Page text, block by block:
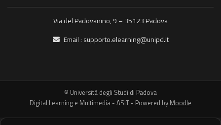
Via del Padovanino, 9 – 35123 Padova
Email : supporto.elearning@unipd.it
© Università degli Studi di Padova
Digital Learning e Multimedia - ASIT - Powered by Moodle